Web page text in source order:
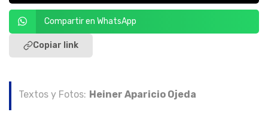
Compartir en WhatsApp
Copiar link
Textos y Fotos: Heiner Aparicio Ojeda